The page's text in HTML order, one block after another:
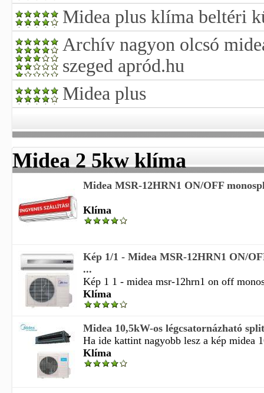
Midea plus klíma beltéri
Archív nagyon olcsó
szeged apród.hu
Midea plus
Midea 2 5kw klíma
Midea MSR-12HRN1 ON/OFF
Klíma
Kép 1/1 - Midea MSR-12HRN1 ON/
...
Kép 1 1 - midea msr-12hrn1 on off
Klíma
Midea 10,5kW-os légcsatornázható
Ha ide kattint nagyobb lesz a kép midea
Klíma